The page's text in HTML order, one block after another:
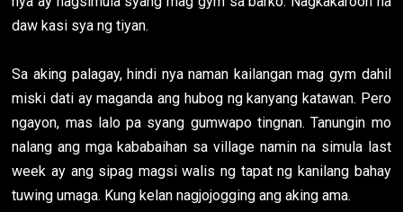
daw kasi sya ng tiyan.
Sa aking palagay, hindi nya naman kailangan mag gym dahil
miski dati ay maganda ang hubog ng kanyang katawan. Pero
ngayon, mas lalo pa syang gumwapo tingnan. Tanungin mo
nalang ang mga kababaihan sa village namin na simula last
week ay ang sipag magsi walis ng tapat ng kanilang bahay
tuwing umaga. Kung kelan nagjojogging ang aking ama.